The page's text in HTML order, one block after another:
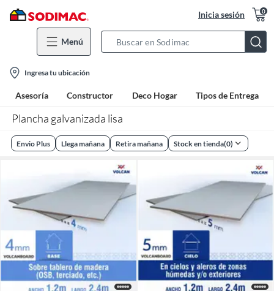
Inicia sesión 0
Menú
Bar
location-
icon
Ingresa tu ubicación
Asesoría Constructor Deco Hogar Tipos de Entrega
Plancha galvanizada lisa
Envio Plus Llega mañana Retira mañana Stock en tienda(0)